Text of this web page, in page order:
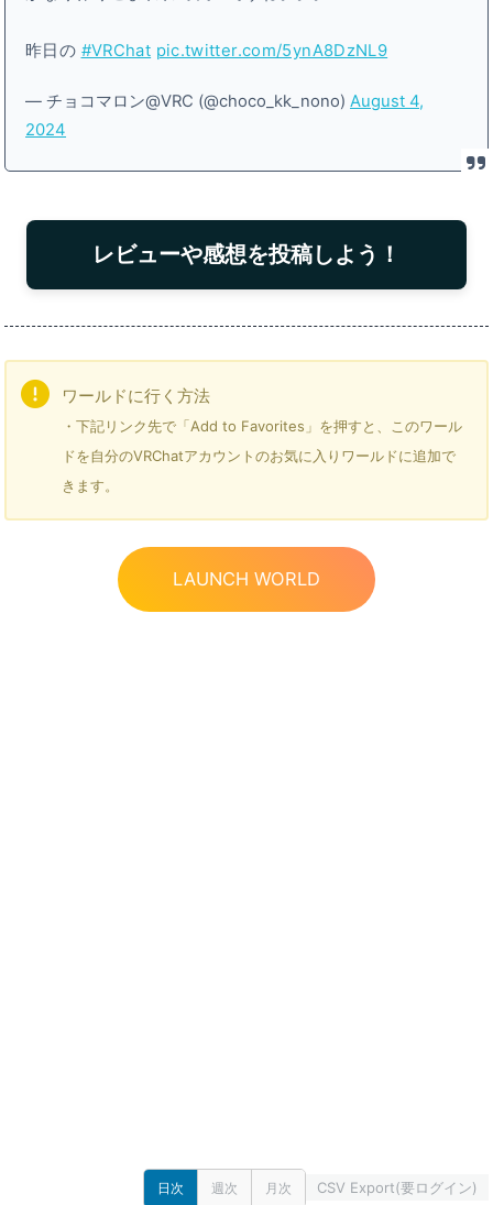
昨日の #VRChat pic.twitter.com/5ynA8DzNL9
— チョコマロン@VRC (@choco_kk_nono)August 4,
2024
レビューや感想を投稿しよう！
ワールドに行く方法
・下記リンク先で「Add to Favorites」を押すと、このワール
ドを自分のVRChatアカウントのお気に入りワールドに追加で
きます。
LAUNCH WORLD
日次 週次 月次 CSV Export(要ログイン)